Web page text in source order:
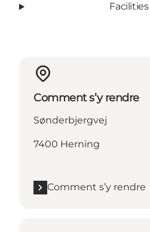
Facilities
Comment s’y rendre
Sønderbjergvej
7400 Herning
Comment s’y rendre